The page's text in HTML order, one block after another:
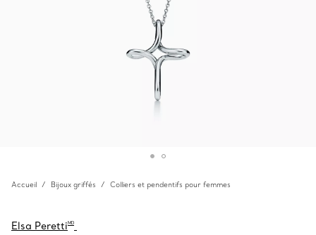
Accueil Bijoux griffés Colliers et pendentifs pour femmes
Elsa PerettiMD